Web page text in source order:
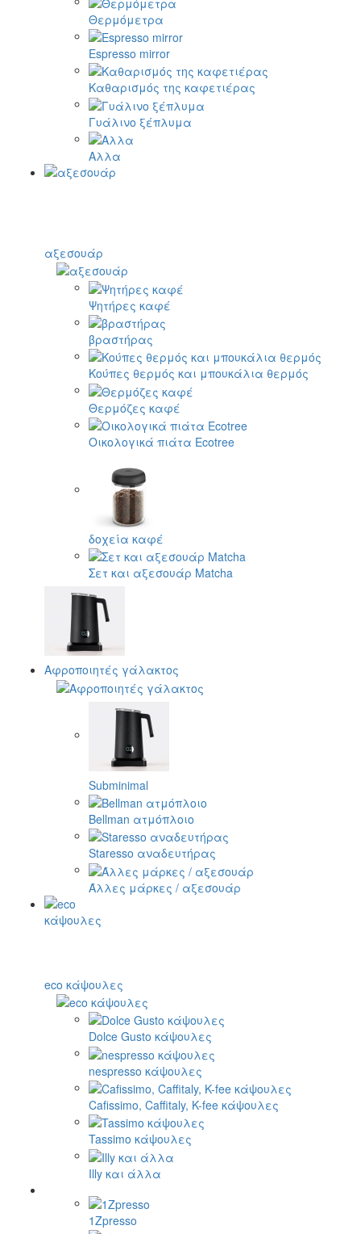
Θερμόμετρα
Espresso mirror
Καθαρισμός της καφετιέρας
Γυάλινο ξέπλυμα
Αλλα
αξεσουάρ
Ψητήρες καφέ
βραστήρας
Κούπες θερμός και μπουκάλια θερμός
Θερμόζες καφέ
Οικολογικά πιάτα Ecotree
δοχεία καφέ
Σετ και αξεσουάρ Matcha
Αφροποιητές γάλακτος
Subminimal
Bellman ατμόπλοιο
Staresso αναδευτήρας
Άλλες μάρκες / αξεσουάρ
eco κάψουλες
Dolce Gusto κάψουλες
nespresso κάψουλες
Cafissimo, Caffitaly, K-fee κάψουλες
Tassimo κάψουλες
Illy και άλλα
1Zpresso